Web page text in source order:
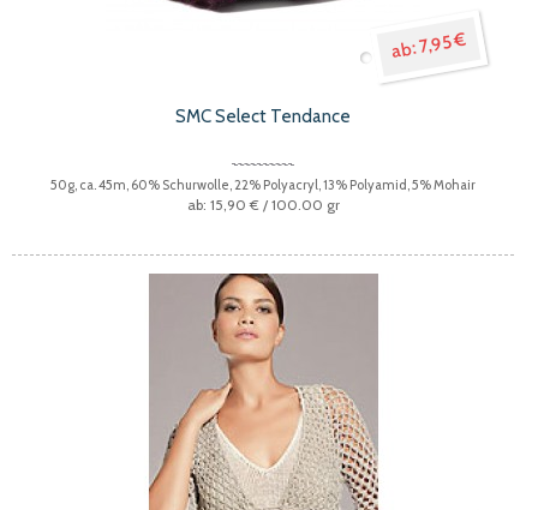
7,95 €
SMC Select Tendance
50g, ca. 45m, 60% Schurwolle, 22% Polyacryl, 13% Polyamid, 5% Mohair
15,90 € / 100.00 gr